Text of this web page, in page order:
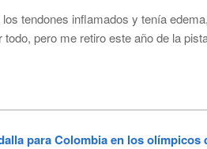
tendones inflamados y tenía
pero me retiro este año de la
para Colombia en los